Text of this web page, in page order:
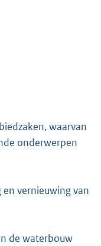
waarvan
onderwerpen
en vernieuwing van
de waterbouw